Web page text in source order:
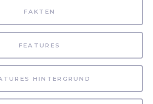
FAKTEN
FEATURES
HINTERGRUND